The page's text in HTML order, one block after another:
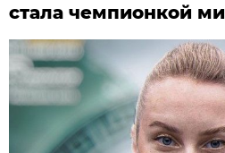
стала чемпионкой